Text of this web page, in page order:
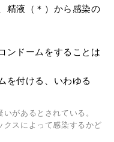
精液（＊）から感染の
ンドームをすることは
を付ける、いわゆる
があるとされている。
クスによって感染するかど